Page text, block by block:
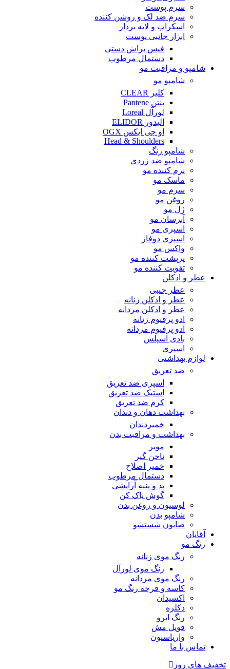
سرم پوست
سرم ضد لک و روشن کننده
اسکراب و لایه بردار
ابزار جانبی پوست
فیس براش دستی
دستمال مرطوب
شامپو و مراقبت مو
شامپو مو
کلیر CLEAR
پنتن Pantene
لورآل Loreal
الیدور ELIDOR
او جی ایکس OGX
Head & Shoulders
شامپو رنگ
شامپو ضد زردی
نرم کننده مو
ماسک مو
سرم مو
روغن مو
ژل مو
آبرسان مو
اسپری مو
اسپری دوفاز
واکس مو
پرپشت کننده مو
تقویت کننده مو
عطر و ادکلن
عطر جیبی
عطر و ادکلن زنانه
عطر و ادکلن مردانه
ادو پرفیوم زنانه
ادو پرفیوم مردانه
بادی اسپلش
اسپری
لوازم بهداشتی
ضد تعریق
اسپری ضد تعریق
استیک ضد تعریق
کرم ضد تعریق
بهداشت دهان و دندان
خمیردندان
بهداشت و مراقبت بدن
موبر
ناخن گیر
خمیر اصلاح
دستمال مرطوب
پد و پنبه آرایشی
گوش پاک کن
لوسیون و روغن بدن
شامپو بدن
صابون شستشو
آقایان
رنگ مو
رنگ موی زنانه
رنگ موی لورآل
رنگ موی مردانه
کاسه و فرچه رنگ مو
اکسیدان
دکلره
رنگ ابرو
فویل مش
واریاسیون
تماس با ما
تخفیف های روز